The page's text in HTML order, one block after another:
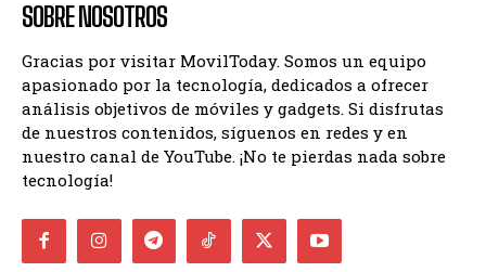
SOBRE NOSOTROS
Gracias por visitar MovilToday. Somos un equipo
apasionado por la tecnología, dedicados a ofrecer
análisis objetivos de móviles y gadgets. Si disfrutas
de nuestros contenidos, síguenos en redes y en
nuestro canal de YouTube. ¡No te pierdas nada sobre
tecnología!